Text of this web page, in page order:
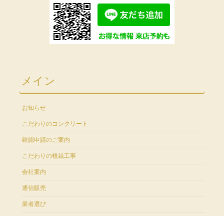
メイン
お知らせ
こだわりのコンクリート
確認申請のご案内
こだわりの植栽工事
会社案内
通信販売
業者選び